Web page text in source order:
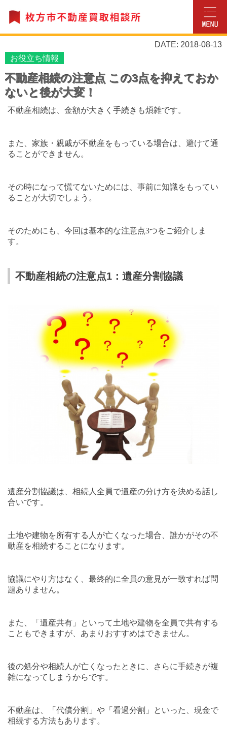
DATE: 2018-08-13
お役立ち情報
不動産相続の注意点 この3点を抑えておか
ないと後が大変！
不動産相続は、金額が大きく手続きも煩雑です。
また、家族・親戚が不動産をもっている場合は、避けて通
ることができません。
その時になって慌てないためには、事前に知識をもってい
ることが大切でしょう。
そのためにも、今回は基本的な注意点3つをご紹介しま
す。
不動産相続の注意点1：遺産分割協議
遺産分割協議は、相続人全員で遺産の分け方を決める話し
合いです。
土地や建物を所有する人が亡くなった場合、誰かがその不
動産を相続することになります。
協議にやり方はなく、最終的に全員の意見が一致すれば問
題ありません。
また、「遺産共有」といって土地や建物を全員で共有する
こともできますが、あまりおすすめはできません。
後の処分や相続人が亡くなったときに、さらに手続きが複
雑になってしまうからです。
不動産は、「代償分割」や「看過分割」といった、現金で
相続する方法もあります。